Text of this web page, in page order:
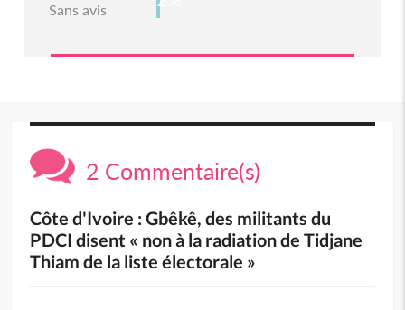
Sans avis
2 Commentaire(s)
Côte d'Ivoire : Gbêkê, des militants du
PDCI disent « non à la radiation de Tidjane
Thiam de la liste électorale »